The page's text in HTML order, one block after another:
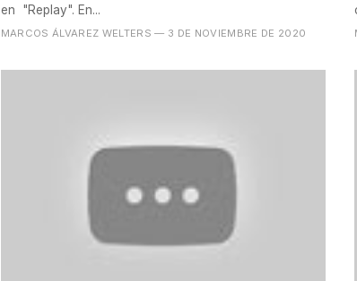
en "Replay". En...
MARCOS ÁLVAREZ WELTERS — 3 DE NOVIEMBRE DE 2020